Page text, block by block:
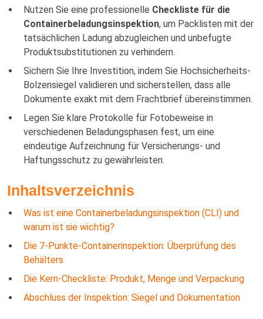
Nutzen Sie eine professionelle Checkliste für die
Containerbeladungsinspektion, um Packlisten mit der
tatsächlichen Ladung abzugleichen und unbefugte
Produktsubstitutionen zu verhindern.
Sichern Sie Ihre Investition, indem Sie Hochsicherheits-
Bolzensiegel validieren und sicherstellen, dass alle
Dokumente exakt mit dem Frachtbrief übereinstimmen.
Legen Sie klare Protokolle für Fotobeweise in
verschiedenen Beladungsphasen fest, um eine
eindeutige Aufzeichnung für Versicherungs- und
Haftungsschutz zu gewährleisten.
Inhaltsverzeichnis
Was ist eine Containerbeladungsinspektion (CLI) und
warum ist sie wichtig?
Die 7-Punkte-Containerinspektion: Überprüfung des
Behälters
Die Kern-Checkliste: Produkt, Menge und Verpackung
Abschluss der Inspektion: Siegel und Dokumentation